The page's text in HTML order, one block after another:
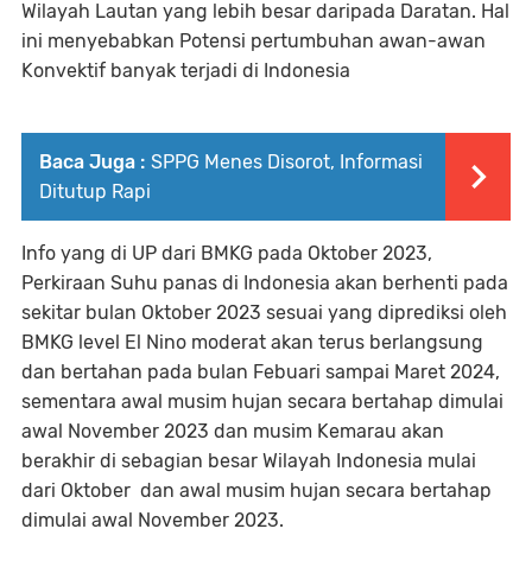
Wilayah Lautan yang lebih besar daripada Daratan. Hal
ini menyebabkan Potensi pertumbuhan awan-awan
Konvektif banyak terjadi di Indonesia
Baca Juga : SPPG Menes Disorot, Informasi
Ditutup Rapi
Info yang di UP dari BMKG pada Oktober 2023,
Perkiraan Suhu panas di Indonesia akan berhenti pada
sekitar bulan Oktober 2023 sesuai yang diprediksi oleh
BMKG level El Nino moderat akan terus berlangsung
dan bertahan pada bulan Febuari sampai Maret 2024,
sementara awal musim hujan secara bertahap dimulai
awal November 2023 dan musim Kemarau akan
berakhir di sebagian besar Wilayah Indonesia mulai
dari Oktober dan awal musim hujan secara bertahap
dimulai awal November 2023.